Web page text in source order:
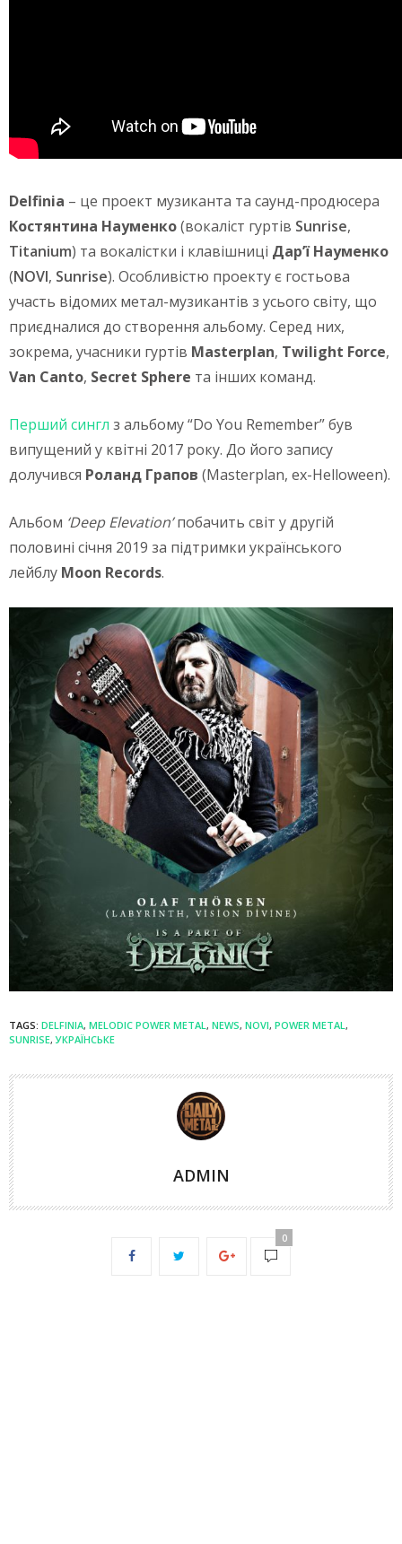
Delfinia – це проект музиканта та саунд-продюсера
Костянтина Науменко(вокаліст гуртів Sunrise,
Titanium) та вокалістки і клавішниці Дар’ї Науменко
(NOVI, Sunrise). Особливістю проекту є гостьова
участь відомих метал-музикантів з усього світу, що
приєдналися до створення альбому. Серед них,
зокрема, учасники гуртів Masterplan, Twilight Force,
Van Canto, Secret Sphere та інших команд.
Перший сингл з альбому “Do You Remember” був
випущений у квітні 2017 року. До його запису
долучився Роланд Грапов (Masterplan, ex-Helloween).
Альбом ‘Deep Elevation’побачить світ у другій
половині січня 2019 за підтримки українського
лейблу Moon Records.
TAGS: DELFINIA, MELODIC POWER METAL , NEWS, NOVI, POWER METAL ,
SUNRISE,УКРАЇНСЬКЕ
ADMIN
0